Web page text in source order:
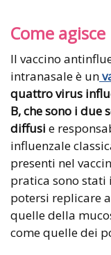
Come agisce
Il vaccino
intranasale è un
quattro virus
B, che sono i
diffusi e
influenzale
presenti nel
pratica sono
potersi replicare
quelle della
come quelle dei